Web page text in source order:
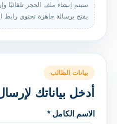
سيتم إنشاء ملف الحجز تلقائيًا
يفتح برسالة جاهزة تحتوي رابط
بيانات الطالب
أدخل بياناتك
الاسم الكامل *